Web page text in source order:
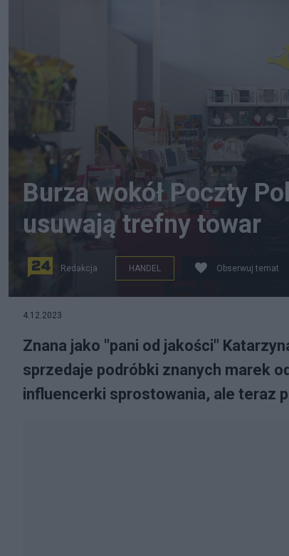
Burza wokół Poczty
usuwają trefny towar
Redakcja HANDEL Obserwuj temat
4.12.2023
Znana jako "pani od jakości"
sprzedaje podróbki znanych marek
influencerki sprostowania, ale teraz